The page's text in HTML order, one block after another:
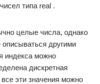
типа real .
целые числа, однако
другими
индекса можно
дискретная
эти значения можно